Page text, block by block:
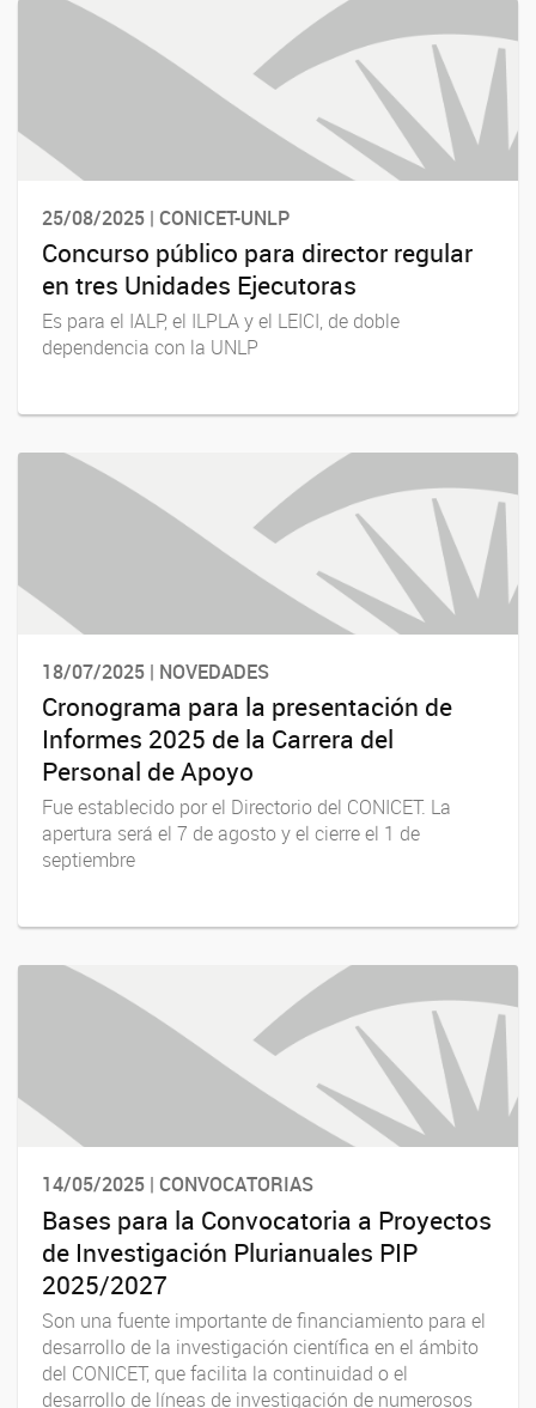
25/08/2025 | CONICET-UNLP
Concurso público para director regular
en tres Unidades Ejecutoras
Es para el IALP, el ILPLA y el LEICI, de doble
dependencia con la UNLP
18/07/2025 | NOVEDADES
Cronograma para la presentación de
Informes 2025 de la Carrera del
Personal de Apoyo
Fue establecido por el Directorio del CONICET. La
apertura será el 7 de agosto y el cierre el 1 de
septiembre
14/05/2025 | CONVOCATORIAS
Bases para la Convocatoria a Proyectos
de Investigación Plurianuales PIP
2025/2027
Son una fuente importante de financiamiento para el
desarrollo de la investigación científica en el ámbito
del CONICET, que facilita la continuidad o el
desarrollo de líneas de investigación de numerosos